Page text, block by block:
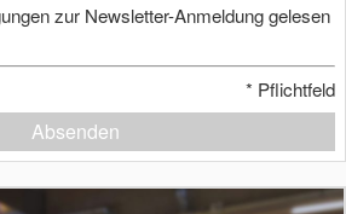
zur Newsletter-Anmeldung gelesen
* Pflichtfeld
Absenden